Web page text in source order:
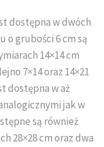
dostępna w dwóch
o grubości 6 cm są
14×14 cm
7×14 oraz 14×21
dostępna w aż
jak w
są również
28×28 cm oraz dwa